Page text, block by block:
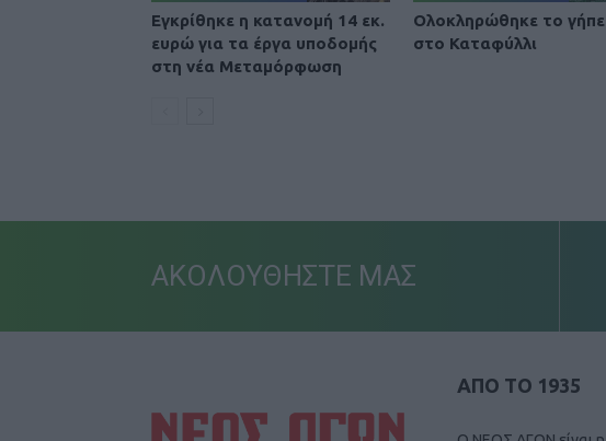
Εγκρίθηκε η κατανομή 14 εκ.
ευρώ για τα έργα υποδομής
στη νέα Μεταμόρφωση
Ολοκληρώθηκε το
στο Καταφύλλι
ΑΚΟΛΟΥΘΗΣΤΕ ΜΑΣ
ΑΠΟ ΤΟ 1935